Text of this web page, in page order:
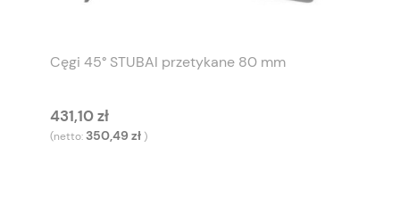
Cęgi 45° STUBAI przetykane 80 mm
431,10 zł
(netto:350,49 zł )